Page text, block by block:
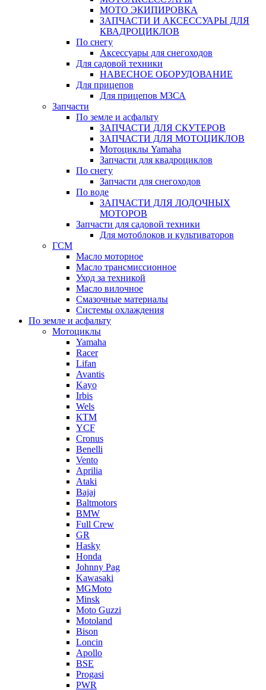
МОТО ЭКИПИРОВКА
ЗАПЧАСТИ И АКСЕССУАРЫ ДЛЯ
КВАДРОЦИКЛОВ
По снегу
Аксессуары для снегоходов
Для садовой техники
НАВЕСНОЕ ОБОРУДОВАНИЕ
Для прицепов
Для прицепов МЗСА
Запчасти
По земле и асфальту
ЗАПЧАСТИ ДЛЯ СКУТЕРОВ
ЗАПЧАСТИ ДЛЯ МОТОЦИКЛОВ
Мотоциклы Yamaha
Запчасти для квадроциклов
По снегу
Запчасти для снегоходов
По воде
ЗАПЧАСТИ ДЛЯ ЛОДОЧНЫХ
МОТОРОВ
Запчасти для садовой техники
Для мотоблоков и культиваторов
ГСМ
Масло моторное
Масло трансмиссионное
Уход за техникой
Масло вилочное
Смазочные материалы
Системы охлаждения
По земле и асфальту
Мотоциклы
Yamaha
Racer
Lifan
Avantis
Kayo
Irbis
Wels
КТМ
YCF
Cronus
Benelli
Vento
Aprilia
Ataki
Bajaj
Baltmotors
BMW
Full Crew
GR
Hasky
Honda
Johnny Pag
Kawasaki
MGMoto
Minsk
Moto Guzzi
Motoland
Bison
Loncin
Apollo
BSE
Progasi
PWR